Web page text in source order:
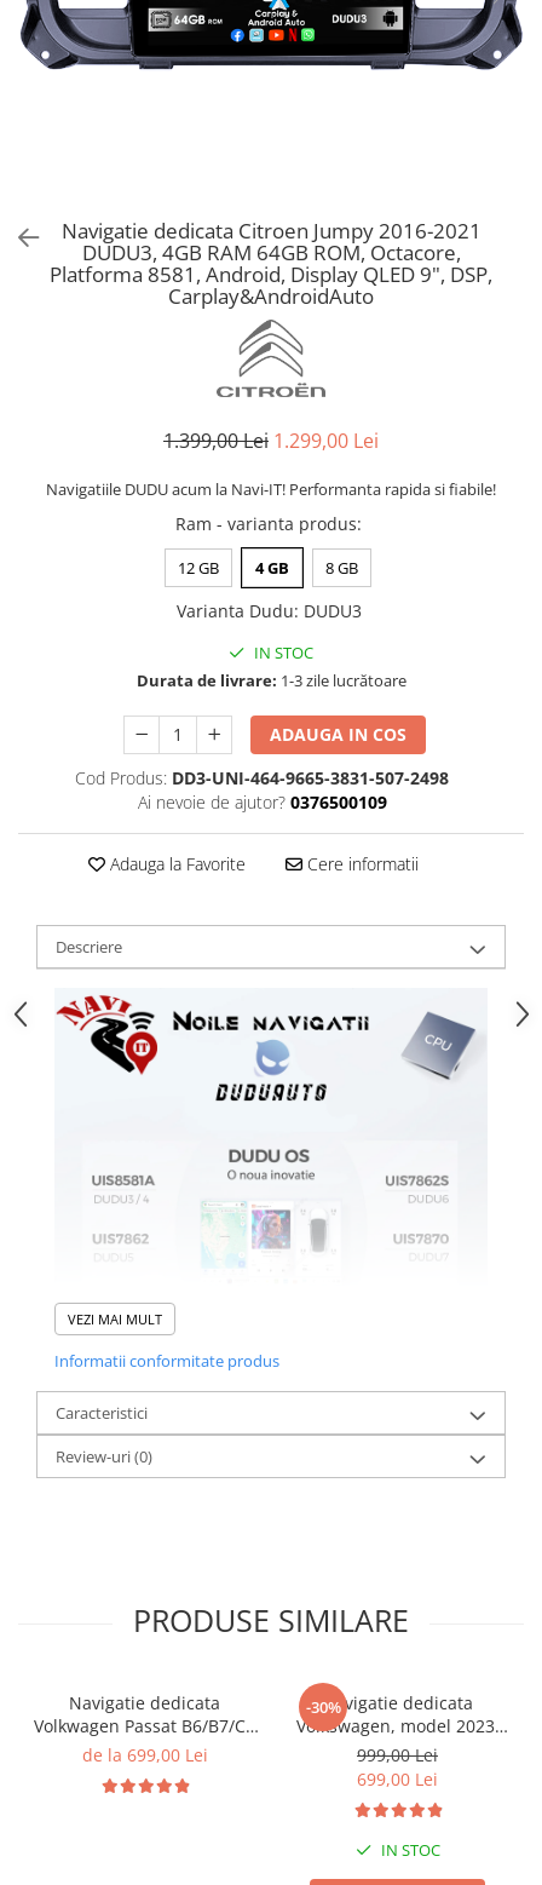
Navigatie dedicata Citroen Jumpy 2016-2021
DUDU3, 4GB RAM 64GB ROM, Octacore,
Platforma 8581, Android, Display QLED 9", DSP,
Carplay&AndroidAuto
1.399,00 Lei 1.299,00 Lei
Navigatiile DUDU acum la Navi-IT! Performanta rapida si fiabile!
Ram - varianta produs:
12 GB 4 GB 8 GB
Varianta Dudu: DUDU3
IN STOC
Durata de livrare: 1-3 zile lucrătoare
ADAUGA IN COS
Cod Produs: DD3-UNI-464-9665-3831-507-2498
Ai nevoie de ajutor? 0376500109
Adauga la Favorite Cere informatii
Descriere
VEZI MAI MULT
Informatii conformitate produs
Caracteristici
Review-uri(0)
PRODUSE SIMILARE
Navigatie dedicata
Volkwagen Passat B6/B7/CC
Gri, 4GB RAM 64GB ROM,
Display QLED 10", DSP,
de la 699,00 Lei
-30%Navigatie dedicata
Volkswagen, model 2023,
4GB RAM 64GB ROM,
Quadcore, Android 14,
Display QLED 7", DSP,
Carplay&Android Auto,
Suport camere AHD
999,00 Lei
699,00 Lei
IN STOC